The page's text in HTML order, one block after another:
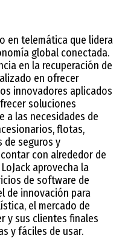
en telemática que lidera
global conectada.
en la recuperación de
en ofrecer
innovadores aplicados
soluciones
a las necesidades de
flotas,
de seguros y
con alrededor de
aprovecha la
de software de
de innovación para
el mercado de
y sus clientes finales
y fáciles de usar.